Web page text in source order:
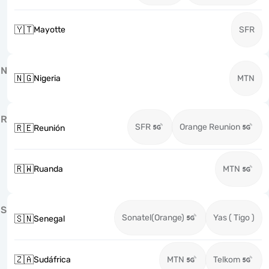
🇾🇹Mayotte SFR
N
🇳🇬Nigeria MTN
R
🇷🇪Reunión SFR Orange Reunion
🇷🇼Ruanda MTN
S
🇸🇳Senegal Sonatel(Orange) Yas ( Tigo )
🇿🇦Sudáfrica MTN Telkom